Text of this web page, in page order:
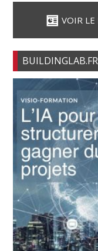
VOIR
BUILDINGLAB.FR